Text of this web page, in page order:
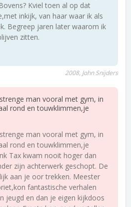
Kviel toen al op dat
inkijk, van haar waar ik als
Begreep jaren later waarom ik
zitten.
2008, John Snijders
man vooral met gym, in
rond en touwklimmen,je
man vooral met gym, in
rond en touwklimmen,je
Tax kwam nooit hoger dan
zijn achterwerk geschopt. De
aan je oor trekken. Meester
fantastische verhalen
jeugd en dan je eigen kijkdoos